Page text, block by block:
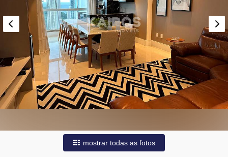
mostrar todas as fotos